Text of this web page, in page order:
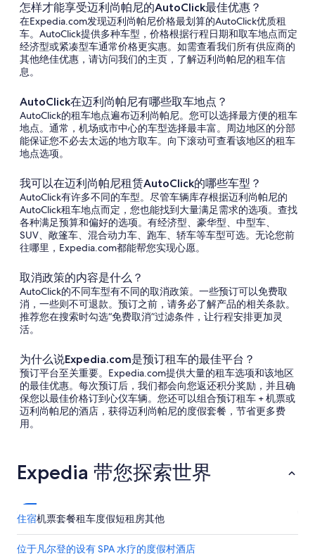
怎样才能享受迈利尚帕尼的AutoClick最佳优惠？
在Expedia.com发现迈利尚帕尼价格最划算的AutoClick优质租
车。AutoClick提供多种车型，价格根据行程日期和取车地点而定
经济型或紧凑型车通常价格更实惠。如需查看我们所有供应商的
其他绝佳优惠，请访问我们的主页，了解迈利尚帕尼的租车信
息。
AutoClick在迈利尚帕尼有哪些取车地点？
AutoClick的租车地点遍布迈利尚帕尼。您可以选择最方便的租车
地点。通常，机场或市中心的车型选择最丰富。周边地区的分部
能保证您不必去太远的地方取车。向下滚动可查看该地区的租车
地点选项。
我可以在迈利尚帕尼租赁AutoClick的哪些车型？
AutoClick有许多不同的车型。尽管车辆库存根据迈利尚帕尼的
AutoClick租车地点而定，您也能找到大量满足需求的选项。查找
各种满足预算和偏好的选项。有经济型、豪华型、中型车、
SUV、敞篷车、混合动力车、跑车、轿车等车型可选。无论您前
往哪里，Expedia.com都能帮您实现心愿。
取消政策的内容是什么？
AutoClick的不同车型有不同的取消政策。一些预订可以免费取
消，一些则不可退款。预订之前，请务必了解产品的相关条款。
推荐您在搜索时勾选“免费取消”过滤条件，让行程安排更加灵
活。
为什么说Expedia.com是预订租车的最佳平台？
预订平台至关重要。Expedia.com提供大量的租车选项和该地区
的最佳优惠。每次预订后，我们都会向您返还积分奖励，并且确
保您以最佳价格订到心仪车辆。您还可以组合预订租车 + 机票或
迈利尚帕尼的酒店，获得迈利尚帕尼的度假套餐，节省更多费
用。
Expedia 带您探索世界
住宿机票套餐租车度假短租房其他
位于凡尔登的设有 SPA 水疗的度假村酒店